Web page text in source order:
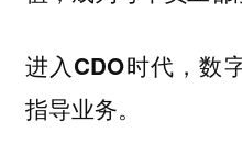
进入CDO时代，数
指导业务。